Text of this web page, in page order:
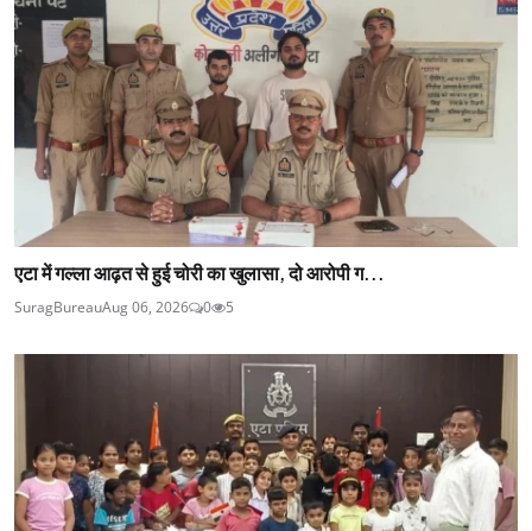
एटा में गल्ला आढ़त से हुई चोरी का खुलासा, दो आरोपी ग...
SuragBureauAug 06, 2026 0 5